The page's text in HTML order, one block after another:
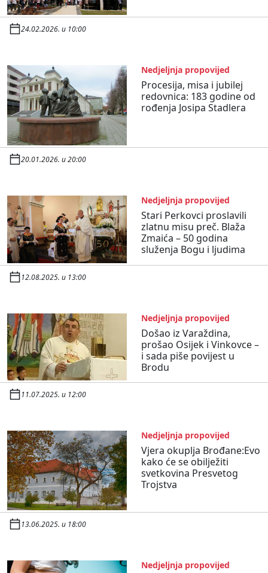
24.02.2026. u 10:00
Nedjeljnja propovijed
Procesija, misa i jubilej
redovnica: 183 godine od
rođenja Josipa Stadlera
20.01.2026. u 20:00
Nedjeljnja propovijed
Stari Perkovci proslavili
zlatnu misu preč. Blaža
Zmaića – 50 godina
služenja Bogu i ljudima
12.08.2025. u 13:00
Nedjeljnja propovijed
Došao iz Varaždina,
prošao Osijek i Vinkovce –
i sada piše povijest u
Brodu
11.07.2025. u 12:00
Nedjeljnja propovijed
Vjera okuplja Brođane:Evo
kako će se obilježiti
svetkovina Presvetog
Trojstva
13.06.2025. u 18:00
Nedjeljnja propovijed